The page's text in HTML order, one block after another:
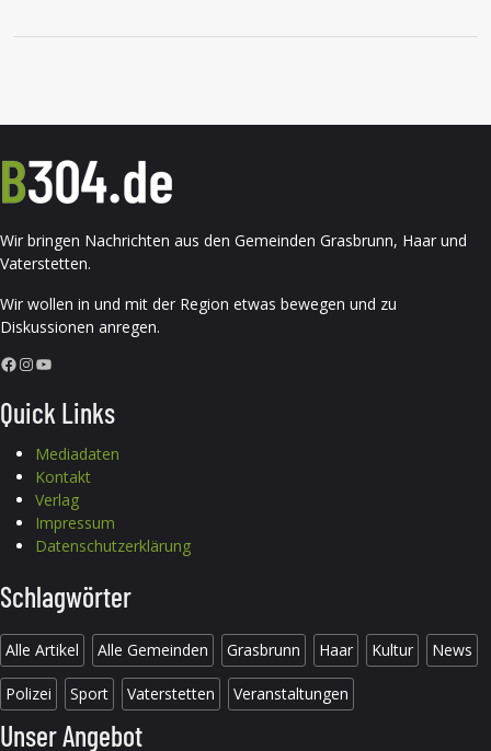
Wir bringen Nachrichten aus den Gemeinden Grasbrunn, Haar und
Vaterstetten.
Wir wollen in und mit der Region etwas bewegen und zu
Diskussionen anregen.
Facebook InstagramYouTube
Quick Links
Mediadaten
Kontakt
Verlag
Impressum
Datenschutzerklärung
Schlagwörter
Alle Artikel Alle Gemeinden Grasbrunn Haar Kultur News
Polizei Sport Vaterstetten Veranstaltungen
Unser Angebot